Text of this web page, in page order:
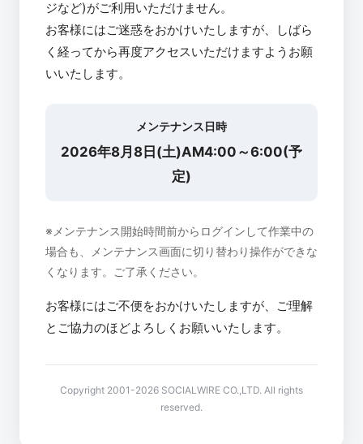
ジなど)がご利用いただけません。
お客様にはご迷惑をおかけいたしますが、しばら
く経ってから再度アクセスいただけますようお願
いいたします。
メンテナンス日時
2026年8月8日(土)AM4:00～6:00(予
定)
※メンテナンス開始時間前からログインして作業中の
場合も、メンテナンス画面に切り替わり操作ができな
くなります。ご了承ください。
お客様にはご不便をおかけいたしますが、ご理解
とご協力のほどよろしくお願いいたします。
Copyright 2001-2026 SOCIALWIRE CO.,LTD. All rights
reserved.